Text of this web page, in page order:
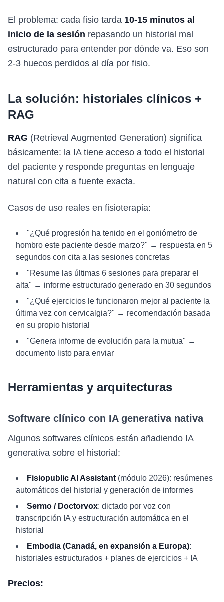
El problema: cada fisio tarda 10-15 minutos al
inicio de la sesión repasando un historial mal
estructurado para entender por dónde va. Eso son
2-3 huecos perdidos al día por fisio.
La solución: historiales clínicos +
RAG
RAG (Retrieval Augmented Generation) significa
básicamente: la IA tiene acceso a todo el historial
del paciente y responde preguntas en lenguaje
natural con cita a fuente exacta.
Casos de uso reales en fisioterapia:
"¿Qué progresión ha tenido en el goniómetro de
hombro este paciente desde marzo?" → respuesta en 5
segundos con cita a las sesiones concretas
"Resume las últimas 6 sesiones para preparar el
alta" → informe estructurado generado en 30 segundos
"¿Qué ejercicios le funcionaron mejor al paciente la
última vez con cervicalgia?" → recomendación basada
en su propio historial
"Genera informe de evolución para la mutua" →
documento listo para enviar
Herramientas y arquitecturas
Software clínico con IA generativa nativa
Algunos softwares clínicos están añadiendo IA
generativa sobre el historial:
Fisiopublic AI Assistant (módulo 2026): resúmenes
automáticos del historial y generación de informes
Sermo / Doctorvox: dictado por voz con
transcripción IA y estructuración automática en el
historial
Embodia (Canadá, en expansión a Europa):
historiales estructurados + planes de ejercicios + IA
Precios: